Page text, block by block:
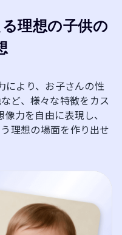
理想の子供の
により、お子さんの性
ど、様々な特徴をカス
力を自由に表現し、
理想の場面を作り出せ